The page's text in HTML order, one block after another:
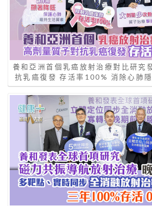
養和亞洲首個乳癌放射治療對比研究
抗乳癌復發 存活率100% 消除心肺